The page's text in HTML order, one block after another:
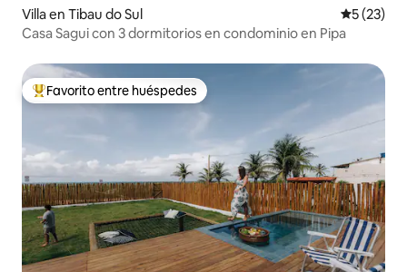
Villa en Tibau do Sul
5 (23)
Casa Sagui con 3 dormitorios en condominio en Pipa
Favorito entre huéspedes preferido
Favorito entre huéspedes